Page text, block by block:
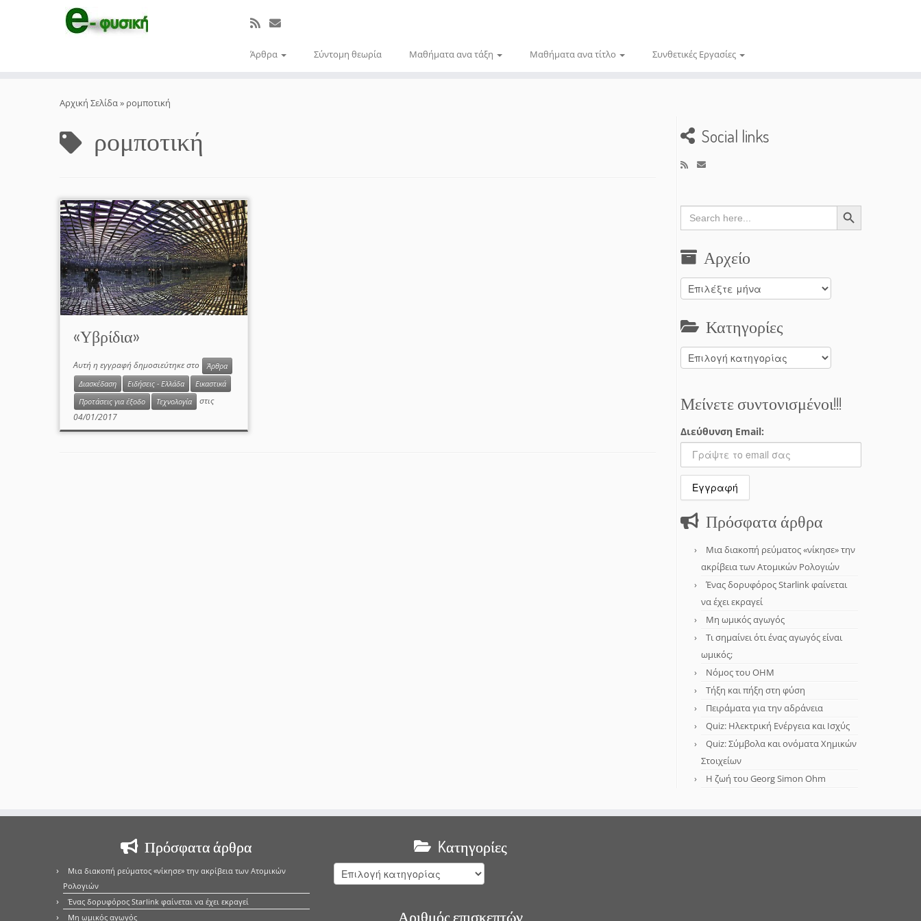
Άρθρα Σύντομη θεωρία Μαθήματα ανα τάξη Μαθήματα ανα τίτλο Συνθετικές Εργασίες
Αρχική Σελίδα» ρομποτική
ρομποτική
«Υβρίδια»
Αυτή η εγγραφή δημοσιεύτηκε στο
Άρθρα
Διασκέδαση
Ειδήσεις - Ελλάδα
Εικαστικά
Προτάσεις για έξοδο
Τεχνολογία
στις
04/01/2017
Social links
Search
for:
Search Button
Αρχείο
Αρχείο
Κατηγορίες
Κατηγορίες
Μείνετε συντονισμένοι!!!
Διεύθυνση Email:
Πρόσφατα άρθρα
Μια διακοπή ρεύματος «νίκησε» την
ακρίβεια των Ατομικών Ρολογιών
Ένας δορυφόρος Starlink φαίνεται
να έχει εκραγεί
Μη ωμικός αγωγός
Τι σημαίνει ότι ένας αγωγός είναι
ωμικός;
Νόμος του OHM
Τήξη και πήξη στη φύση
Πειράματα για την αδράνεια
Quiz: Ηλεκτρική Ενέργεια και Ισχύς
Quiz: Σύμβολα και ονόματα Χημικών
Στοιχείων
Η ζωή του Georg Simon Ohm
Πρόσφατα άρθρα
Μια διακοπή ρεύματος «νίκησε» την ακρίβεια των Ατομικών
Ρολογιών
Ένας δορυφόρος Starlink φαίνεται να έχει εκραγεί
Μη ωμικός αγωγός
Kατηγορίες
Kατηγορίες
Αριθμός επισκεπτών